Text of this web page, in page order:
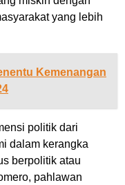
yang lebih
Kemenangan
politik dari
dalam kerangka
berpolitik atau
pahlawan